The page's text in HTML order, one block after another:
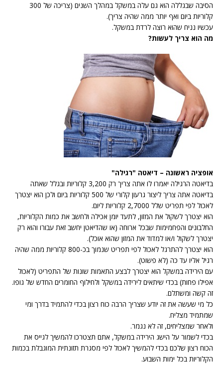
הסיבה שבגללה הוא גם עלה במשקל במהלך השנים (צריכה של 300
קלוריות ביום ואף יותר ממה שהיה צריך).
עכשיו נניח שהוא רוצה לרדת במשקל.
מה הוא צריך לעשות?
אופציה ראשונה – דיאטה "רגילה"
בדיאטה הרגילה יאמרו לו אתה צריך רק 3,200 קלוריות ובגלל שאתה
בדיאטה אתה צריך ליצור גרעון קלורי של 500 קלוריות ביום ולכן הוא יצטרך
לאכול לפי תפריט שלל 2,7000 קלוריות ליום.
הוא יצטרך לשקול את המזון, לתעד יומן אכילה ולחשב את כמות הקלוריות,
החלבונים והפחמימות שבכל ארוחה (או שהדיאטן יחשב זאת עבורו והוא רק
יצטרך לשקול ו/או למדוד את המזון שהוא אוכל).
הוא יצטרך להתרגל לאכול לפי תפריט שנמוך בכ-800 קלוריות ממה שהיה
רגיל אליו עד כה (לא פשוט).
עם הירידה במשקל הוא יצטרך לבצע התאמות שונות של התפריט (לאכול
אפילו פחות) בכדי שיתאים לירידה במשקל ולחילוף החומרים החדש של גופו.
זה קשה ומשתלם.
כל מי שעשה את זה יודע שצריך הרבה כוח רצון בכדי להתמיד בדרך ומי
שמתמיד מצליח.
ולאחר שמצליחים, זה לא נגמר.
בכדי לשמור על הישג הירידה במשקל, אתם תצטרכו להמשיך לגייס את
הכוח רצון שלכם בכדי להמשיך לאכול לפי מסגרת תזונתית המוגבלת בכמות
הקלוריות בכל ימות השבוע.